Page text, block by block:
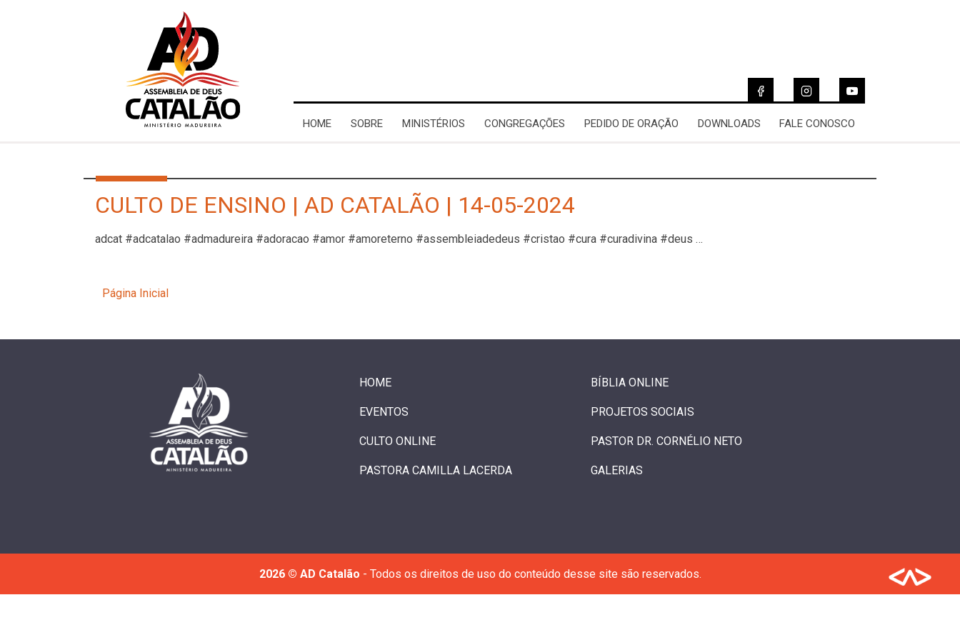
HOME SOBRE MINISTÉRIOS CONGREGAÇÕES PEDIDO DE ORAÇÃO DOWNLOADS FALE CONOSCO
CULTO DE ENSINO | AD CATALÃO | 14-05-2024
adcat #adcatalao #admadureira #adoracao #amor #amoreterno #assembleiadedeus #cristao #cura #curadivina #deus …
Página Inicial
HOME BÍBLIA ONLINE
EVENTOS PROJETOS SOCIAIS
CULTO ONLINE PASTOR DR. CORNÉLIO NETO
PASTORA CAMILLA LACERDA GALERIAS
2026 © AD Catalão - Todos os direitos de uso do conteúdo desse site são reservados.